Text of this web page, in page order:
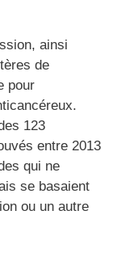
ainsi
de
pour
123
entre 2013
qui ne
se basaient
ou un autre